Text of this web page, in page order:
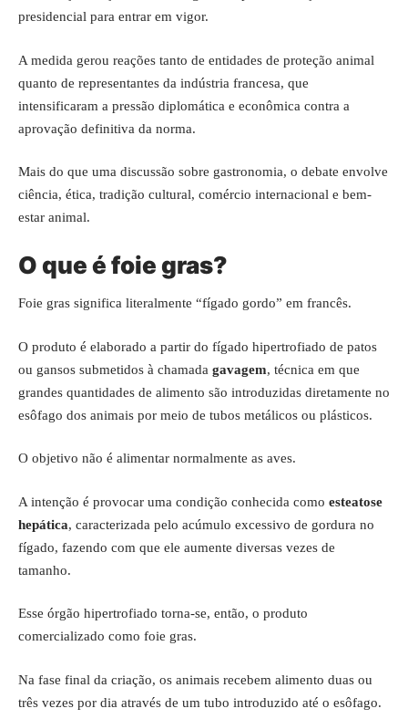
presidencial para entrar em vigor.
A medida gerou reações tanto de entidades de proteção animal
quanto de representantes da indústria francesa, que
intensificaram a pressão diplomática e econômica contra a
aprovação definitiva da norma.
Mais do que uma discussão sobre gastronomia, o debate envolve
ciência, ética, tradição cultural, comércio internacional e bem-
estar animal.
O que é foie gras?
Foie gras significa literalmente “fígado gordo” em francês.
O produto é elaborado a partir do fígado hipertrofiado de patos
ou gansos submetidos à chamada gavagem, técnica em que
grandes quantidades de alimento são introduzidas diretamente no
esôfago dos animais por meio de tubos metálicos ou plásticos.
O objetivo não é alimentar normalmente as aves.
A intenção é provocar uma condição conhecida como esteatose
hepática, caracterizada pelo acúmulo excessivo de gordura no
fígado, fazendo com que ele aumente diversas vezes de
tamanho.
Esse órgão hipertrofiado torna-se, então, o produto
comercializado como foie gras.
Na fase final da criação, os animais recebem alimento duas ou
três vezes por dia através de um tubo introduzido até o esôfago.